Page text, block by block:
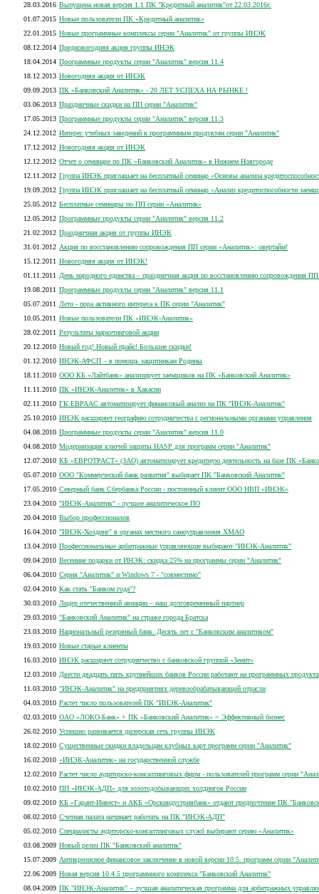
28.03.2016 Выпущена новая версия 1.1 ПК "Кредитный аналитик"от 22.03.2016г.
01.07.2015 Новые пользователи ПК «Кредитный аналитик»
22.01.2015 Новые программные комплексы серии "Аналитик" от группы ИНЭК
08.12.2014 Предновогодняя акция группы ИНЭК
18.04.2014 Программные продукты серии "Аналитик" версия 11.4
18.12.2013 Новогодняя акция от ИНЭК
09.09.2013 ПК «Банковский Аналитик» - 20 ЛЕТ УСПЕХА НА РЫНКЕ !
03.06.2013 Праздничные скидки на ПП серии "Аналитик"
17.05.2013 Программные продукты серии "Аналитик" версия 11.3
24.12.2012 Интерес учебных заведений к программным продуктам серии "Аналитик"
17.12.2012 Новогодняя акция от ИНЭК
12.12.2012 Отчет о семинаре по ПК «Банковский Аналитик» в Нижнем Новгороде
12.11.2012 Группа ИНЭК приглашает на бесплатный семинар «Основы анализа
19.09.2012 Группа ИНЭК приглашает на бесплатный семинар «Анализ кредитоспособности
25.05.2012 Бесплатные семинары по ПП серии «Аналитик»
12.05.2012 Программные продукты серии "Аналитик" версия 11.2
21.02.2012 Праздничная акция от группы ИНЭК
31.01.2012 Акция по восстановлению сопровождения ПП серии «Аналитик»: овертайм!
15.12.2011 Новогодняя акция от ИНЭК!
01.11.2011
День народного единства – праздничная акция по восстановлению сопровождения
19.08.2011 Программные продукты серии "Аналитик" версия 11.1
05.07.2011
Лето - пора активного интереса к ПК серии "Аналитик"
10.05.2011 Новые пользователи ПК «ИНЭК-Аналитик»
28.02.2011 Результаты маркетинговой акции
20.12.2010 Новый год! Новый прайс! Большие скидки!
01.12.2010 ИНЭК-АФСП – в помощь защитникам Родины
18.11.2010 ООО КБ «Лайтбанк» анализирует заемщиков на ПК «Банковский Аналитик»
11.11.2010 ПК «ИНЭК-Аналитик» в Хакасии
02.11.2010 ГК ЕВРААС автоматизирует финансовый анализ на ПК "ИНЭК-Аналитик"
25.10.2010 ИНЭК расширяет географию сотрудничества с региональными органами управления
04.08.2010 Программные продукты серии "Аналитик" версия 11.0
04.08.2010 Модернизация ключей защиты HASP для программ серии "Аналитик"
12.07.2010 КБ «ЕВРОТРАСТ» (ЗАО) автоматизирует кредитную деятельность на базе ПК
05.07.2010 ООО "Коммерческий банк развития" выбирает ПК "Банковский Аналитик"
17.05.2010 Северный банк Сбербанка России - постоянный клиент ООО НВП «ИНЭК»
23.04.2010 "ИНЭК-Аналитик" - лучшее аналитическое ПО
20.04.2010 Выбор профессионалов
16.04.2010 "ИНЭК-Холдинг" в органах местного самоуправления ХМАО
13.04.2010 Профессиональные арбитражные управляющие выбирают "ИНЭК-Аналитик"
09.04.2010 Весенние подарки от ИНЭК: скидка 25% на программы серии "Аналитик"
06.04.2010 Серия "Аналитик" и Windows 7 - "совместимо"
02.04.2010 Как стать "Банком года"?
30.03.2010 Лидер отечественной авиации – наш долговременный партнер
29.03.2010 "Банковский Аналитик" на страже города Братска
23.03.2010 Национальный резервный банк. Десять лет с "Банковским аналитиком"
19.03.2010 Новые старые клиенты
16.03.2010 ИНЭК расширяет сотрудничество с банковской группой «Зенит»
12.03.2010 Двести двадцать пять крупнейших банков России работают на программных
11.03.2010 "ИНЭК-Аналитик" на предприятиях деревообрабатывающей отрасли
04.03.2010 Растет число пользователей ПК "ИНЭК-Аналитик"
02.03.2010 ОАО «ЛОКО-Банк» + ПК «Банковский Аналитик» = Эффективный бизнес
26.02.2010 Успешно развивается дилерская сеть группы ИНЭК
18.02.2010 Существенные скидки владельцам клубных карт программ серии "Аналитик"
16.02.2010 «ИНЭК-Аналитик» на государственной службе
12.02.2010 Растет число аудиторско-консалтинговых фирм - пользователей программ серии
10.02.2010 ПП «ИНЭК-АДП» для золотодобывающих холдингов России
09.02.2010 КБ «Гарант-Инвест» и АКБ «Орскиндустриябанк» отдают предпочтение ПК
08.02.2010 Счетная палата начинает работать на ПК "ИНЭК-АДП"
05.02.2010 Специалисты аудиторско-консалтинговых служб выбирают серию «Аналитик»
03.08.2009 Новый релиз ПК "Банковский аналитик"
15.07.2009 Антикризисное финансовое заключение в новой версии 10.5. программ серии
22.06.2009 Новая версия 10.4.5 программного комплекса "Банковский Аналитик"
08.04.2009 ПК "ИНЭК-Аналитик" – лучшая аналитическая программа для арбитражных